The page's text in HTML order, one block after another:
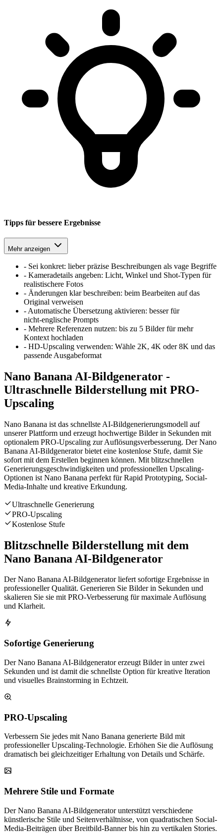
Tipps für bessere Ergebnisse
Mehr anzeigen
- Sei konkret: lieber präzise Beschreibungen als vage Begriffe
- Kameradetails angeben: Licht, Winkel und Shot‑Typen für
realistischere Fotos
- Änderungen klar beschreiben: beim Bearbeiten auf das
Original verweisen
- Automatische Übersetzung aktivieren: besser für
nicht‑englische Prompts
- Mehrere Referenzen nutzen: bis zu 5 Bilder für mehr
Kontext hochladen
- HD-Upscaling verwenden: Wähle 2K, 4K oder 8K und das
passende Ausgabeformat
Nano Banana AI-Bildgenerator -
Ultraschnelle Bilderstellung mit PRO-
Upscaling
Nano Banana ist das schnellste AI-Bildgenerierungsmodell auf
unserer Plattform und erzeugt hochwertige Bilder in Sekunden mit
optionalem PRO-Upscaling zur Auflösungsverbesserung. Der Nano
Banana AI-Bildgenerator bietet eine kostenlose Stufe, damit Sie
sofort mit dem Erstellen beginnen können. Mit blitzschnellen
Generierungsgeschwindigkeiten und professionellen Upscaling-
Optionen ist Nano Banana perfekt für Rapid Prototyping, Social-
Media-Inhalte und kreative Erkundung.
Ultraschnelle Generierung
PRO-Upscaling
Kostenlose Stufe
Blitzschnelle Bilderstellung mit dem
Nano Banana AI-Bildgenerator
Der Nano Banana AI-Bildgenerator liefert sofortige Ergebnisse in
professioneller Qualität. Generieren Sie Bilder in Sekunden und
skalieren Sie sie mit PRO-Verbesserung für maximale Auflösung
und Klarheit.
Sofortige Generierung
Der Nano Banana AI-Bildgenerator erzeugt Bilder in unter zwei
Sekunden und ist damit die schnellste Option für kreative Iteration
und visuelles Brainstorming in Echtzeit.
PRO-Upscaling
Verbessern Sie jedes mit Nano Banana generierte Bild mit
professioneller Upscaling-Technologie. Erhöhen Sie die Auflösung
dramatisch bei gleichzeitiger Erhaltung von Details und Schärfe.
Mehrere Stile und Formate
Der Nano Banana AI-Bildgenerator unterstützt verschiedene
künstlerische Stile und Seitenverhältnisse, von quadratischen Social-
Media-Beiträgen über Breitbild-Banner bis hin zu vertikalen Stories.